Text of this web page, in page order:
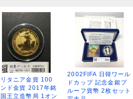
リタニア金貨 100
ンド金貨 2017年銘
王立造幣局 1オン
2002FIFA 日韓ワール
ドカップ 記念金銀プ
ルーフ貨幣 2枚セット